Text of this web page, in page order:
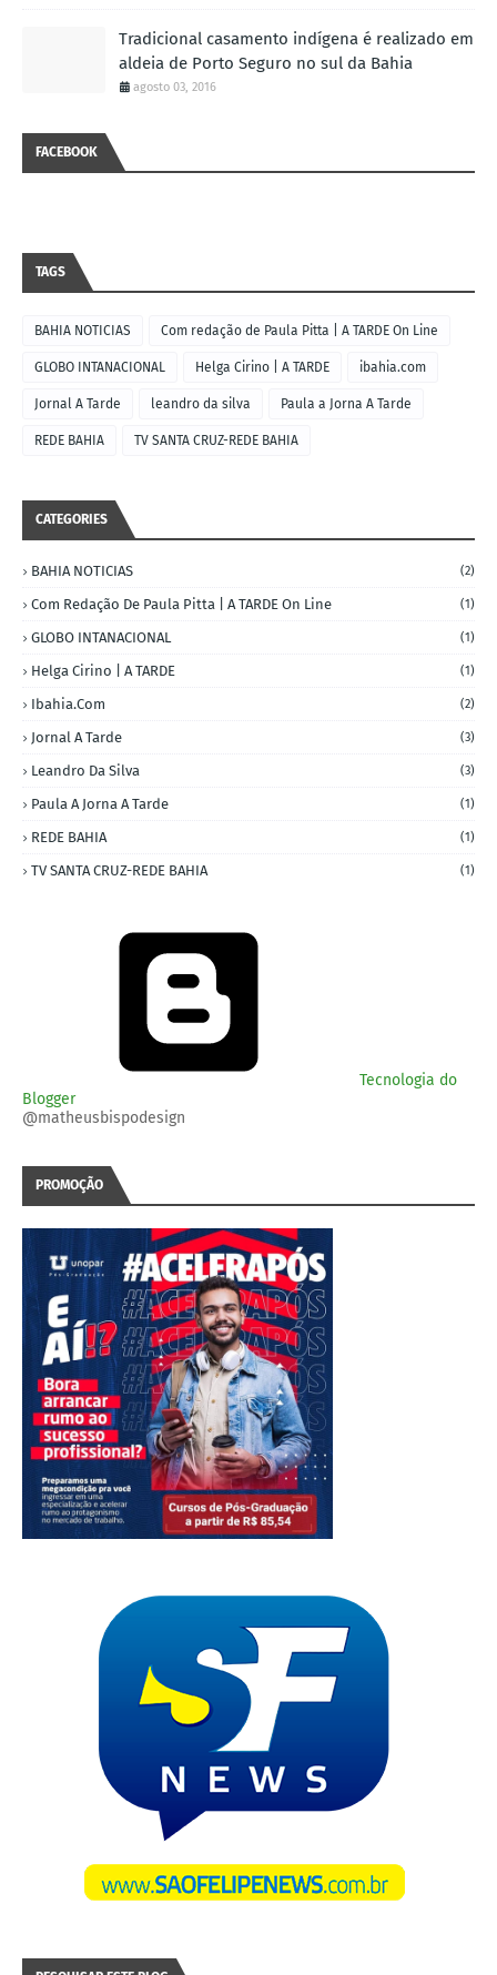
Tradicional casamento indígena é realizado em
aldeia de Porto Seguro no sul da Bahia
agosto 03, 2016
FACEBOOK
TAGS
BAHIA NOTICIAS Com redação de Paula Pitta | A TARDE On Line
GLOBO INTANACIONAL Helga Cirino | A TARDE ibahia.com
Jornal A Tarde leandro da silva Paula a Jorna A Tarde
REDE BAHIA TV SANTA CRUZ-REDE BAHIA
CATEGORIES
BAHIA NOTICIAS (2)
Com Redação De Paula Pitta | A TARDE On Line (1)
GLOBO INTANACIONAL (1)
Helga Cirino | A TARDE (1)
Ibahia.com (2)
Jornal A Tarde (3)
Leandro Da Silva (3)
Paula A Jorna A Tarde (1)
REDE BAHIA (1)
TV SANTA CRUZ-REDE BAHIA (1)
Tecnologia do
Blogger
@matheusbispodesign
PROMOÇÃO